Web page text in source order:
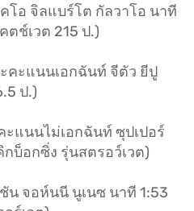
โอ จิลแบร์โต กัลวาโอ นาที
ตช์เวต 215 ป.)
คะแนนเอกฉันท์ จีตัว ยีปู
ป.)
แนนไม่เอกฉันท์ ซุปเปอร์
บ็อกซิ่ง รุ่นสตรอว์เวต)
จอห์นนี นูเนซ นาที 1:53